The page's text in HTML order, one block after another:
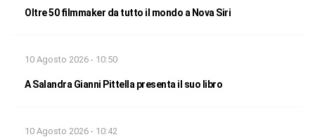
Oltre 50 filmmaker da tutto il mondo a Nova Siri
10 Agosto 2026 - 10:50
A Salandra Gianni Pittella presenta il suo libro
10 Agosto 2026 - 10:42